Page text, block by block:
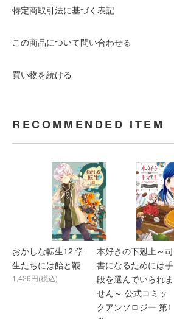
特定商取引法に基づく表記
この商品について問い合わせる
買い物を続ける
RECOMMENDED ITEM
おかしな転生12 学
生たちには飴と鞭
1,426円(税込)
本好きの下剋上～司
書になるためには手
段を選んでいられま
せん～ 公式コミッ
クアンソロジー 第1